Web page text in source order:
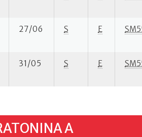
27/06 S E
31/05 S E
A